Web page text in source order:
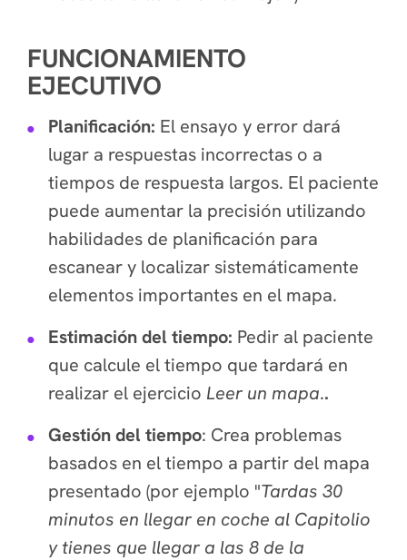
FUNCIONAMIENTO
EJECUTIVO
Planificación: El ensayo y error dará
lugar a respuestas incorrectas o a
tiempos de respuesta largos. El paciente
puede aumentar la precisión utilizando
habilidades de planificación para
escanear y localizar sistemáticamente
elementos importantes en el mapa.
Estimación del tiempo: Pedir al paciente
que calcule el tiempo que tardará en
realizar el ejercicio Leer un mapa..
Gestión del tiempo: Crea problemas
basados en el tiempo a partir del mapa
presentado (por ejemplo "Tardas 30
minutos en llegar en coche al Capitolio
y tienes que llegar a las 8 de la